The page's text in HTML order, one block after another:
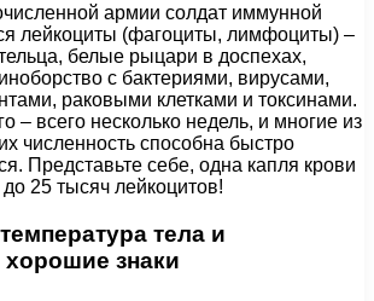
армии солдат иммунной
лейкоциты (фагоциты, лимфоциты) –
белые рыцари в доспехах,
с бактериями, вирусами,
раковыми клетками и токсинами.
– всего несколько недель, и многие из
численность способна быстро
Представьте себе, одна капля крови
25 тысяч лейкоцитов!
тела и
хорошие знаки